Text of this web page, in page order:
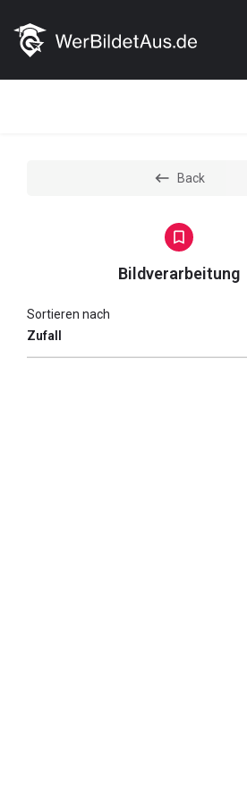
Back
Bildverarbeitung
Zufall
Sortieren nach